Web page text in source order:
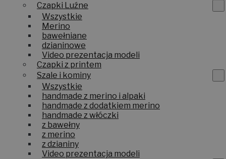
Czapki Luźne
Wszystkie
Merino
bawełniane
dzianinowe
Video prezentacja modeli
Czapki z printem
Szale i kominy
Wszystkie
handmade z merino i alpaki
handmade z dodatkiem merino
handmade z włóczki
z bawełny
z merino
z dzianiny
Video prezentacja modeli